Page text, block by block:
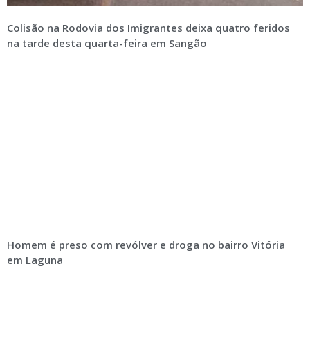
Colisão na Rodovia dos Imigrantes deixa quatro feridos
na tarde desta quarta-feira em Sangão
Homem é preso com revólver e droga no bairro Vitória
em Laguna